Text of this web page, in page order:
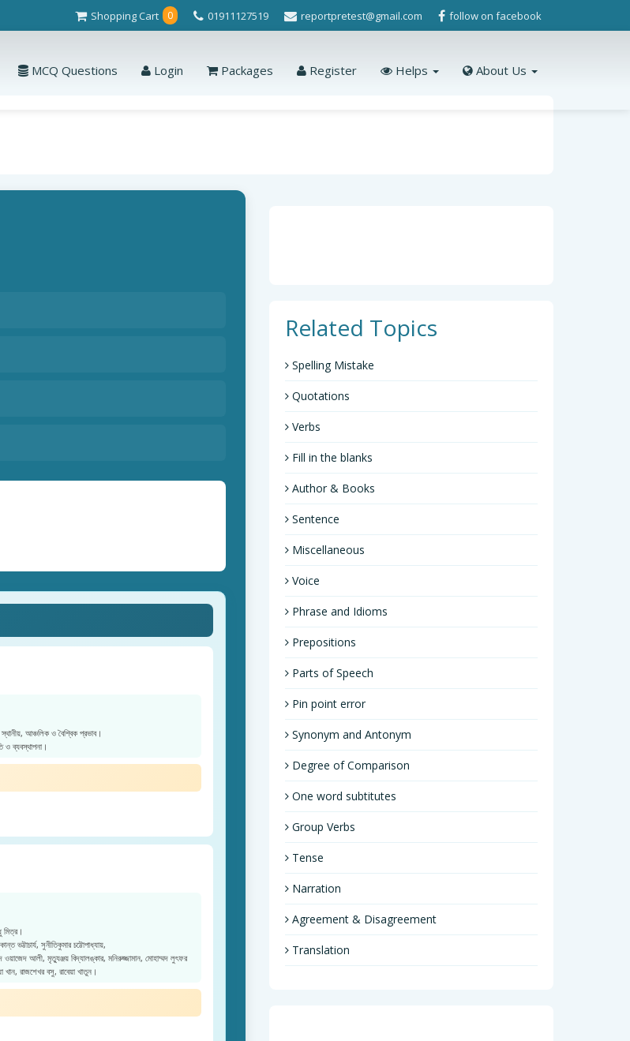
Shopping Cart 0 01911127519 reportpretest@gmail.com follow on facebook
MCQ Questions Login Packages Register Helps About Us
আঞ্চলিক ও বৈশ্বিক প্রভাব।
ও ব্যবস্থাপনা।
মিত্র।
ভট্টাচার্য, সুনীতিকুমার চট্টোপাধ্যায়,
আলী, মৃত্যুঞ্জয় বিদ্যালঙ্কার, মনিরুজ্জামান, মোহাম্মদ লুৎফর
রাজশেখর বসু, রাবেয়া খাতুন।
Related Topics
Spelling Mistake
Quotations
Verbs
Fill in the blanks
Author & Books
Sentence
Miscellaneous
Voice
Phrase and Idioms
Prepositions
Parts of Speech
Pin point error
Synonym and Antonym
Degree of Comparison
One word subtitutes
Group Verbs
Tense
Narration
Agreement & Disagreement
Translation